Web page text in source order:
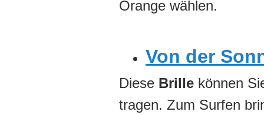
Orange wählen.
Von der
Diese Brille können
tragen. Zum Surfen